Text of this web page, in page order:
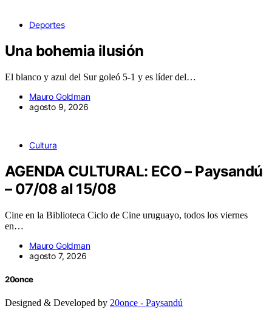
Deportes
Una bohemia ilusión
El blanco y azul del Sur goleó 5-1 y es líder del…
Mauro Goldman
agosto 9, 2026
Cultura
AGENDA CULTURAL: ECO – Paysandú
– 07/08 al 15/08
Cine en la Biblioteca Ciclo de Cine uruguayo, todos los viernes
en…
Mauro Goldman
agosto 7, 2026
20once
Designed & Developed by 20once - Paysandú